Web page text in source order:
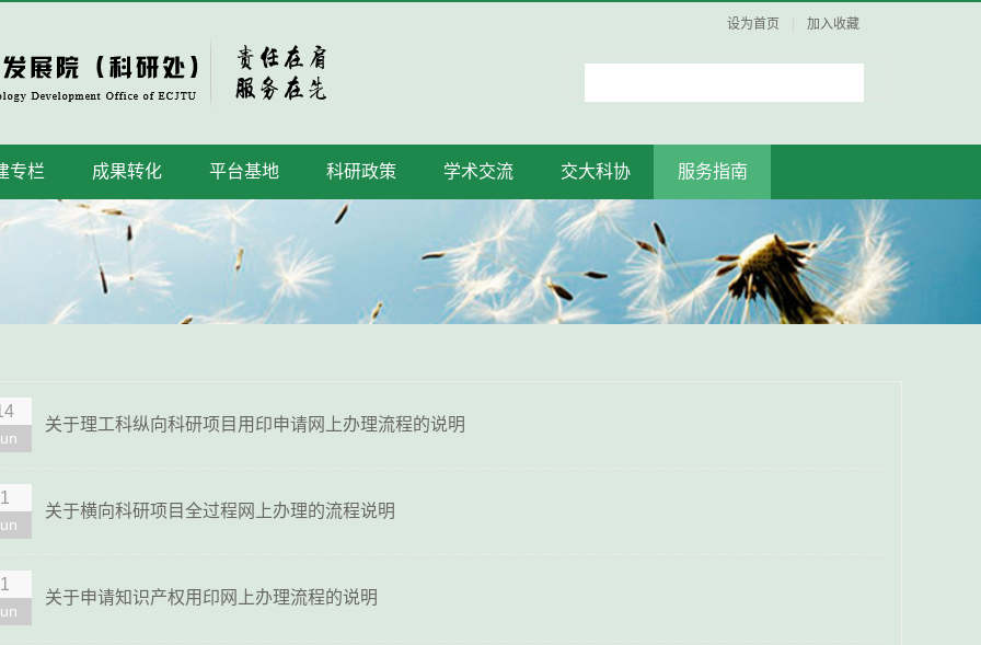
设为首页 加入收藏
专栏 成果转化 平台基地 科研政策 学术交流 交大科协 服务指南
关于理工科纵向科研项目用印申请网上办理流程的说明
1
关于横向科研项目全过程网上办理的流程说明
1
关于申请知识产权用印网上办理流程的说明